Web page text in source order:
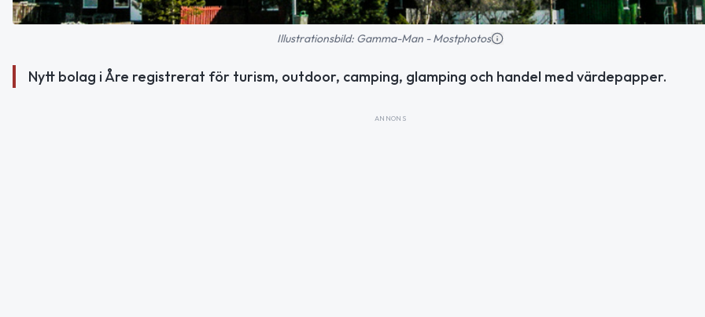
Illustrationsbild: Gamma-Man - Mostphotos
Nytt bolag i Åre registrerat för turism, outdoor, camping, glamping och handel med värdepapper.
ANNONS